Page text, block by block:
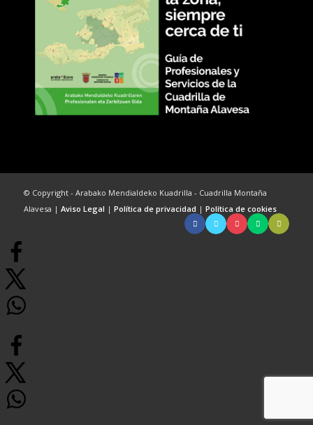
© Copyright - Arabako Mendialdeko Kuadrilla - Cuadrilla Montaña
Alavesa | Aviso Legal | Política de privacidad | Política de cookies